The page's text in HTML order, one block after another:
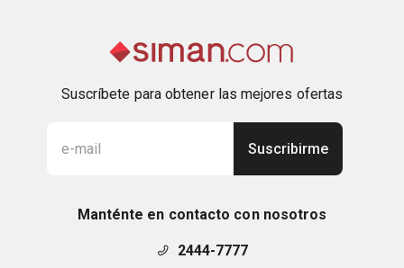
Suscríbete para obtener las mejores ofertas
Suscribirme
Manténte en contacto con nosotros
2444-7777